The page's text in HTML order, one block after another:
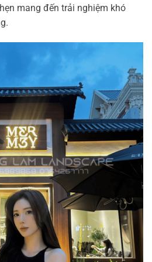
mang đến trải nghiệm khó